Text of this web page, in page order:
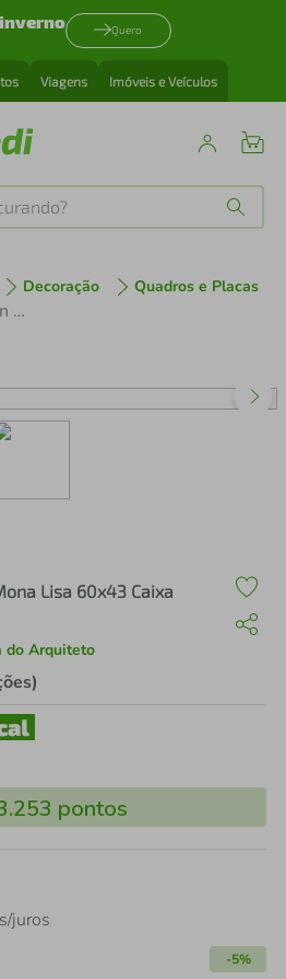
Quero
Viagens Imóveis e Veículos
Decoração Quadros e Placas
Quadro Art Collection Mona Lisa 60x43 Caixa Marfim
Lisa 60x43 Caixa
do Arquiteto
pontos
s/juros
-5%